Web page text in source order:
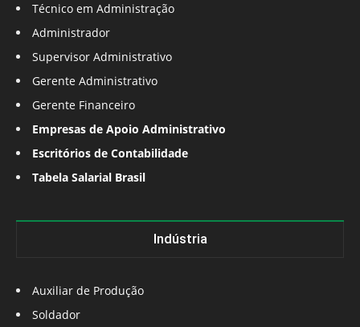
Técnico em Administração
Administrador
Supervisor Administrativo
Gerente Administrativo
Gerente Financeiro
Empresas de Apoio Administrativo
Escritórios de Contabilidade
Tabela Salarial Brasil
Indústria
Auxiliar de Produção
Soldador